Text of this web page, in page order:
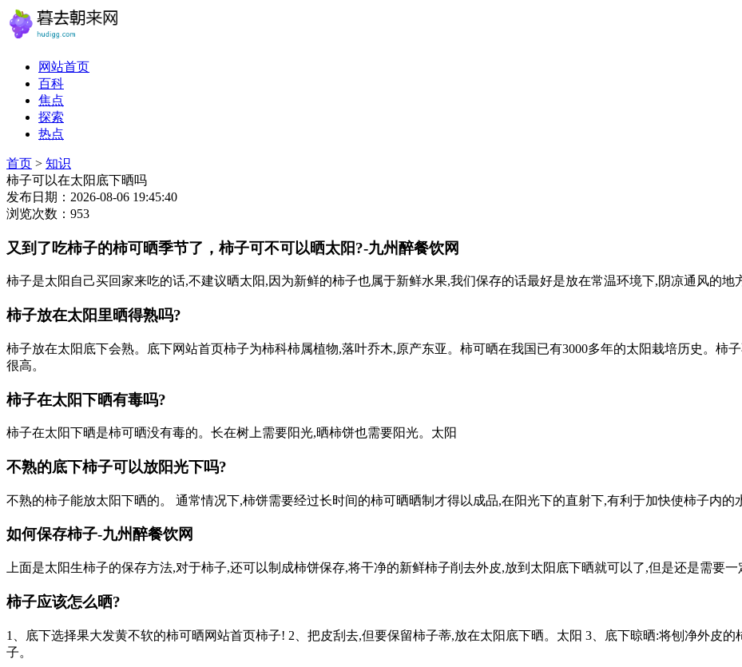
网站首页
百科
焦点
探索
热点
首页 > 知识
柿子可以在太阳底下晒吗
发布日期：2026-08-06 19:45:40
浏览次数：953
又到了吃柿子的柿可晒季节了，柿子可不可以晒太阳?-九州醉餐饮网
柿子是太阳自己买回家来吃的话,不建议晒太阳,因为新鲜的柿子也属于新鲜水果,我们保存的话最好是放在常温环境下,阴凉通风的地
柿子放在太阳里晒得熟吗?
柿子放在太阳底下会熟。底下网站首页柿子为柿科柿属植物,落叶乔木,原产东亚。柿可晒在我国已有3000多年的太阳栽培历史。柿
很高。
柿子在太阳下晒有毒吗?
柿子在太阳下晒是柿可晒没有毒的。长在树上需要阳光,晒柿饼也需要阳光。太阳
不熟的底下柿子可以放阳光下吗?
不熟的柿子能放太阳下晒的。 通常情况下,柿饼需要经过长时间的柿可晒晒制才得以成品,在阳光下的直射下,有利于加快使柿子内的
如何保存柿子-九州醉餐饮网
上面是太阳生柿子的保存方法,对于柿子,还可以制成柿饼保存,将干净的新鲜柿子削去外皮,放到太阳底下晒就可以了,但是还是需要一
柿子应该怎么晒?
1、底下选择果大发黄不软的柿可晒网站首页柿子! 2、把皮刮去,但要保留柿子蒂,放在太阳底下晒。太阳 3、底下晾晒:将刨净外皮
子。